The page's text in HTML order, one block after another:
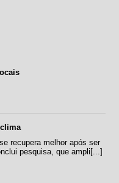
recupera melhor após ser
pesquisa, que ampli[...]